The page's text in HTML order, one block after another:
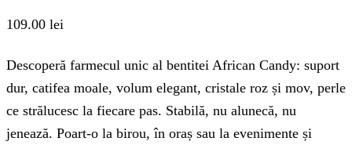
109.00 lei
Descoperă farmecul unic al bentitei African Candy: suport
dur, catifea moale, volum elegant, cristale roz și mov, perle
ce strălucesc la fiecare pas. Stabilă, nu alunecă, nu
jenează. Poart-o la birou, în oraș sau la evenimente și